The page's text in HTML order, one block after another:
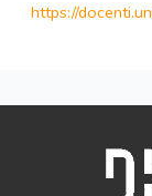
https://